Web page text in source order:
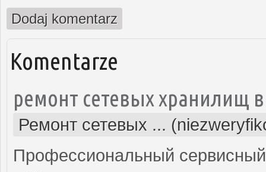
Dodaj komentarz
Komentarze
ремонт сетевых хранилищ
Ремонт сетевых ...
Профессиональный